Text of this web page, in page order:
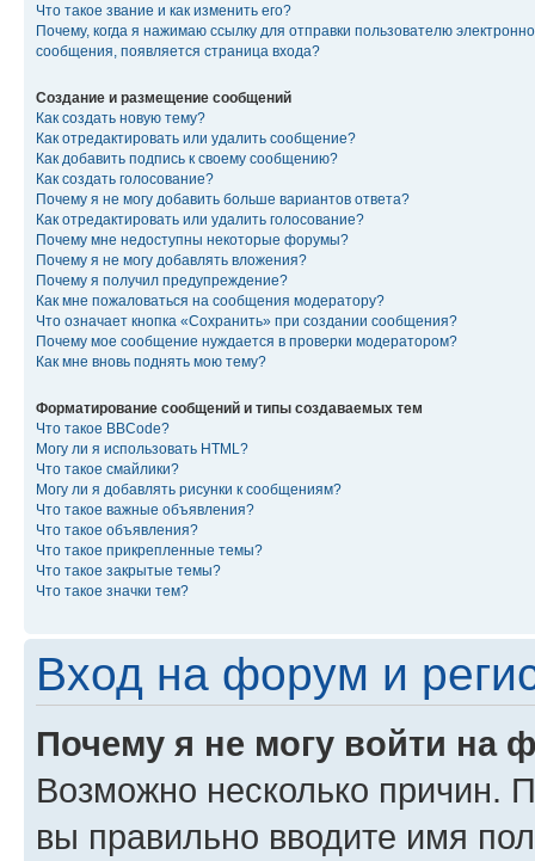
Что такое звание и как изменить его?
Почему, когда я нажимаю ссылку для отправки пользователю
сообщения, появляется страница входа?
Создание и размещение сообщений
Как создать новую тему?
Как отредактировать или удалить сообщение?
Как добавить подпись к своему сообщению?
Как создать голосование?
Почему я не могу добавить больше вариантов ответа?
Как отредактировать или удалить голосование?
Почему мне недоступны некоторые форумы?
Почему я не могу добавлять вложения?
Почему я получил предупреждение?
Как мне пожаловаться на сообщения модератору?
Что означает кнопка «Сохранить» при создании сообщения?
Почему мое сообщение нуждается в проверки модератором?
Как мне вновь поднять мою тему?
Форматирование сообщений и типы создаваемых тем
Что такое BBCode?
Могу ли я использовать HTML?
Что такое смайлики?
Могу ли я добавлять рисунки к сообщениям?
Что такое важные объявления?
Что такое объявления?
Что такое прикрепленные темы?
Что такое закрытые темы?
Что такое значки тем?
Вход на форум и
Почему я не могу войти на
Возможно несколько причин.
вы правильно вводите имя